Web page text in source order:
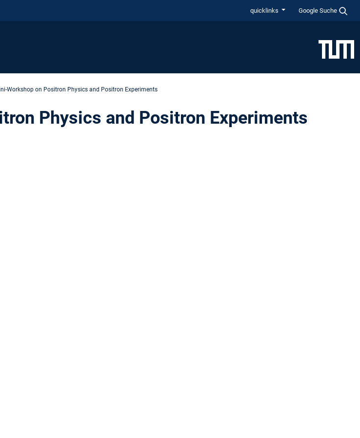
quicklinks Google Suche
Workshop on Positron Physics and Positron Experiments
Physics and Positron Experiments